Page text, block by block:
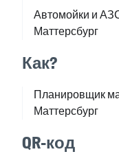
Автомойки и
Маттерсбург
Как?
Планировщик
Маттерсбург
QR-код